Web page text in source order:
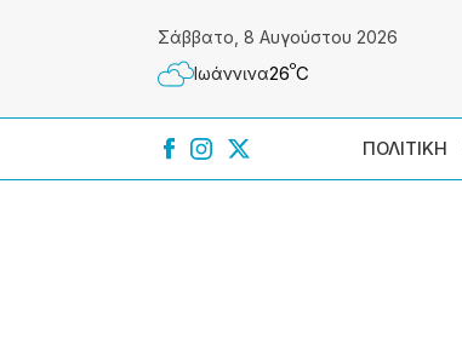
Σάββατο, 8 Αυγούστου 2026
Ιωάννɩνα26ºC
ΠΟΛΙΤΙΚΗ